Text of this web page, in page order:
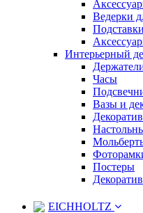
Ведерки
Интерьерный
Часы
Вазы и
Постеры
EICHHOLTZ